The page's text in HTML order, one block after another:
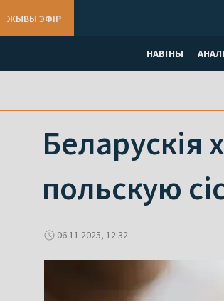
НАВІНЫ
ЖЫВЫ ЭФІР
Беларускія
польскую
06.11.2025, 12:32